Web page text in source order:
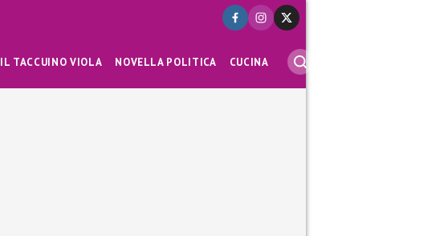
IL TACCUINO VIOLA NOVELLA POLITICA CUCINA